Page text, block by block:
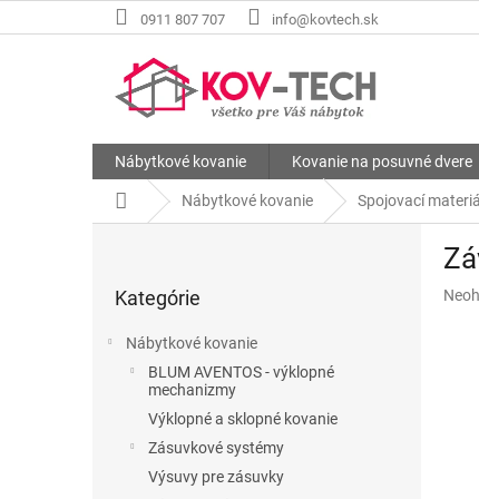
na
0911 807 707 info@kovtech.sk
Nábytkové kovanie Kovanie na posuvné dvere
DomovNábytkové kovanie Spojovací materiál
kategórie
Kategórie
Nábytkové kovanie
BLUM AVENTOS - výklopné
mechanizmy
Výklopné a sklopné kovanie
Zásuvkové systémy
Výsuvy pre zásuvky